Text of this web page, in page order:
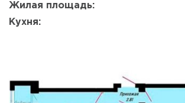
Жилая площадь:
Кухня: